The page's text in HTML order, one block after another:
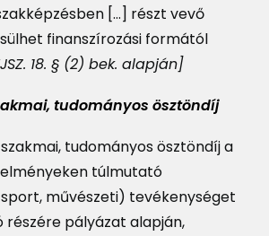
[…] részt vevő
finanszírozási formától
18. § (2) bek. alapján]
tudományos ösztöndíj
tudományos ösztöndíj a
túlmutató
művészeti) tevékenységet
részére pályázat alapján,